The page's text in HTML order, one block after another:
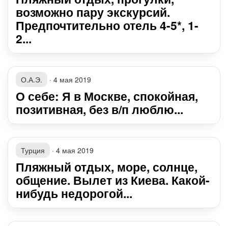
возможно пару экскурсий.
Предпочтительно отель 4-5*, 1-
2...
О.А.Э. · 4 мая 2019
О себе: Я в Москве, спокойная,
позитивная, без в/п люблю...
Турция · 4 мая 2019
Пляжный отдых, море, солнце,
общение. Вылет из Киева. Какой-
нибудь недорогой...